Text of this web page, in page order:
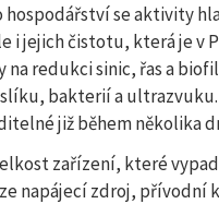
hospodářství se aktivity
i jejich čistotu, která je v
redukci sinic, řas a
bakterií a
již během několika
zařízení, které
napájecí zdroj, přívodní